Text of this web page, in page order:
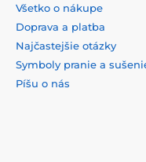
Všetko o nákupe
Doprava a platba
Najčastejšie otázky
Symboly pranie a
Píšu o nás